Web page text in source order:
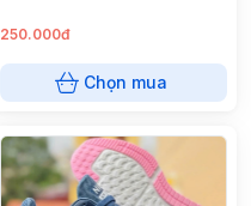
250.000đ
Chọn mua